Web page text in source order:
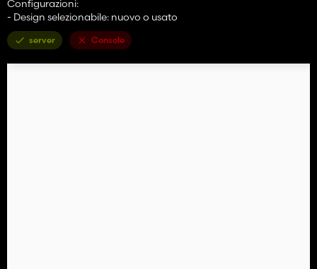
Configurazioni:
- Design selezionabile: nuovo o usato
server Console